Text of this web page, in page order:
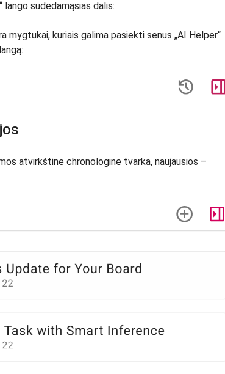
lango sudedamąsias dalis:
mygtukai, kuriais galima pasiekti senus „AI Helper“
atvirkštine chronologine tvarka, naujausios –